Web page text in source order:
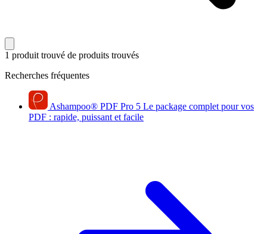
1 produit trouvé de produits trouvés
Recherches fréquentes
Ashampoo® PDF Pro 5 Le package complet pour vos
PDF : rapide, puissant et facile